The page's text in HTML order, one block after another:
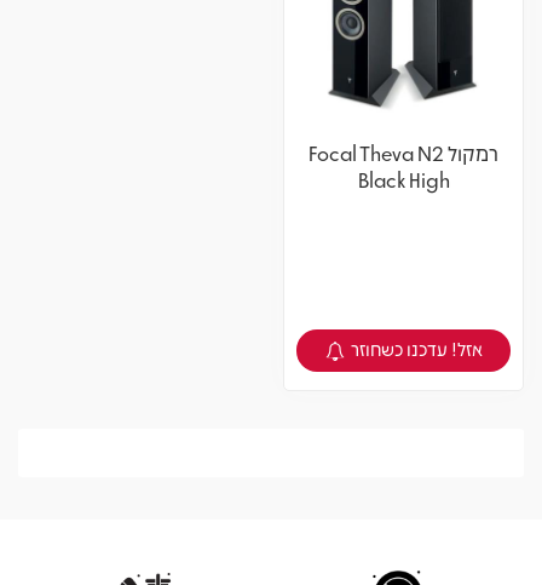
רמקול Focal Theva N2
Black High
צפיה במוצר
אזל! עדכנו כשחוזר